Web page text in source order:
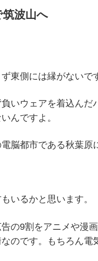
波山へ
東側には縁がないで
いウェアを着込んだ
んですよ。
脳都市である秋葉原
いるかと思います。
の9割をアニメや漫
のです。もちろん